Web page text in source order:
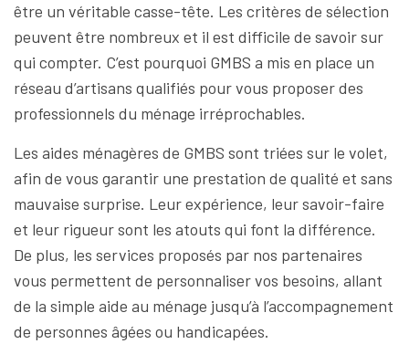
être un véritable casse-tête. Les critères de sélection
peuvent être nombreux et il est difficile de savoir sur
qui compter. C’est pourquoi GMBS a mis en place un
réseau d’artisans qualifiés pour vous proposer des
professionnels du ménage irréprochables.
Les aides ménagères de GMBS sont triées sur le volet,
afin de vous garantir une prestation de qualité et sans
mauvaise surprise. Leur expérience, leur savoir-faire
et leur rigueur sont les atouts qui font la différence.
De plus, les services proposés par nos partenaires
vous permettent de personnaliser vos besoins, allant
de la simple aide au ménage jusqu’à l’accompagnement
de personnes âgées ou handicapées.